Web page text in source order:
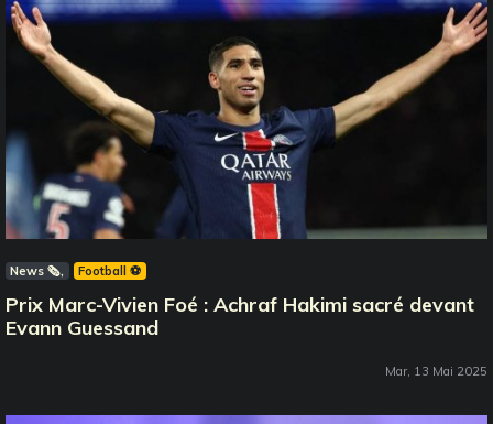
News 🗞️ Football ⚽️
Prix Marc-Vivien Foé : Achraf Hakimi sacré devant
Evann Guessand
Mar, 13 Mai 2025